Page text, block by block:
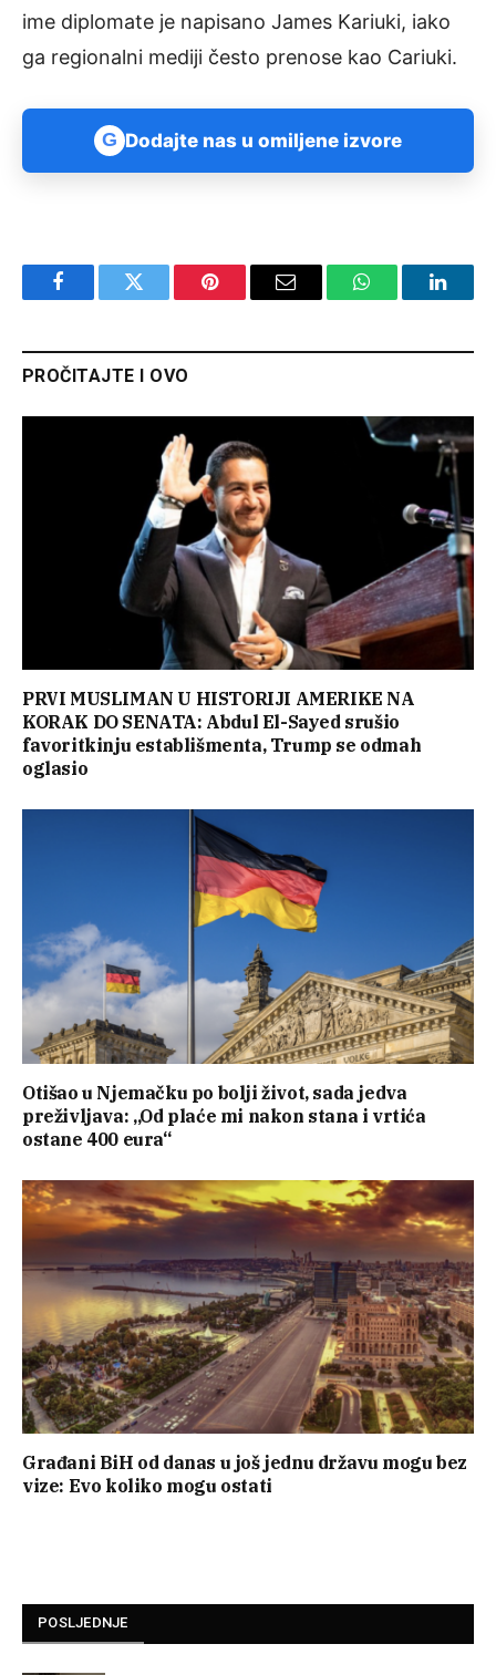
ime diplomate je napisano James Kariuki, iako
ga regionalni mediji često prenose kao Cariuki.
G Dodajte nas u omiljene izvore
FacebookTwitter Pinterest Email WhatsApp
PROČITAJTE I OVO
PRVI MUSLIMAN U HISTORIJI AMERIKE NA
KORAK DO SENATA: Abdul El-Sayed srušio
favoritkinju establišmenta, Trump se odmah
oglasio
Otišao u Njemačku po bolji život, sada jedva
preživljava: „Od plaće mi nakon stana i vrtića
ostane 400 eura“
Građani BiH od danas u još jednu državu mogu bez
vize: Evo koliko mogu ostati
POSLJEDNJE